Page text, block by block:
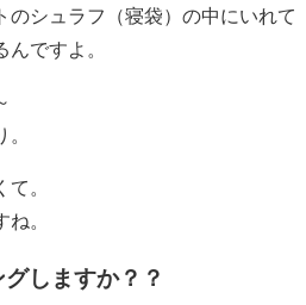
のシュラフ（寝袋）の中にいれて
ですよ。
。
。
しますか？？